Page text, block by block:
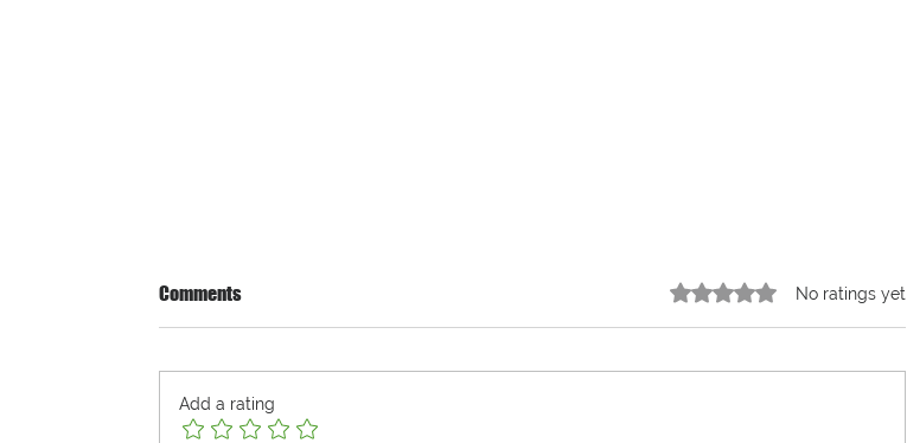
Comments Rated 0 out of 5 stars.
No ratings yet
Add a rating